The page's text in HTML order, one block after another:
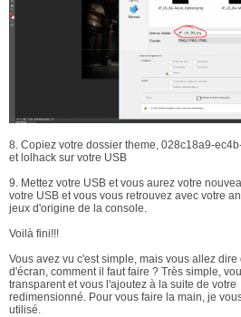
8. Copiez votre dossier theme, 028c18a9-
et lolhack sur votre USB
9. Mettez votre USB et vous aurez votre
votre USB et vous vous retrouvez avec votre
jeux d'origine de la console.
Voilà fini!!!
Vous avez vu c'est simple, mais vous allez
d'écran, comment il faut faire ? Très simple,
transparent et vous l'ajoutez à la suite de
redimensionné. Pour vous faire la main, je
utilisé.